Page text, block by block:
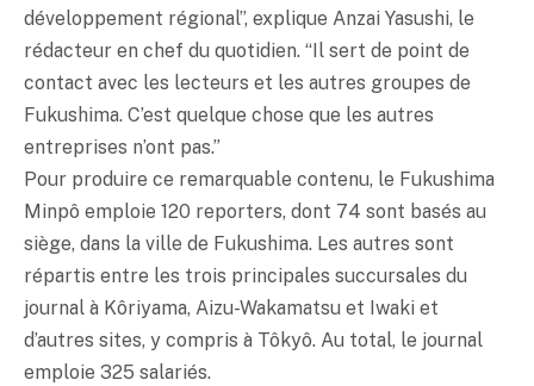
développement régional”, explique Anzai Yasushi, le
rédacteur en chef du quotidien. “Il sert de point de
contact avec les lecteurs et les autres groupes de
Fukushima. C’est quelque chose que les autres
entreprises n’ont pas.”
Pour produire ce remarquable contenu, le Fukushima
Minpô emploie 120 reporters, dont 74 sont basés au
siège, dans la ville de Fukushima. Les autres sont
répartis entre les trois principales succursales du
journal à Kôriyama, Aizu-Wakamatsu et Iwaki et
d’autres sites, y compris à Tôkyô. Au total, le journal
emploie 325 salariés.